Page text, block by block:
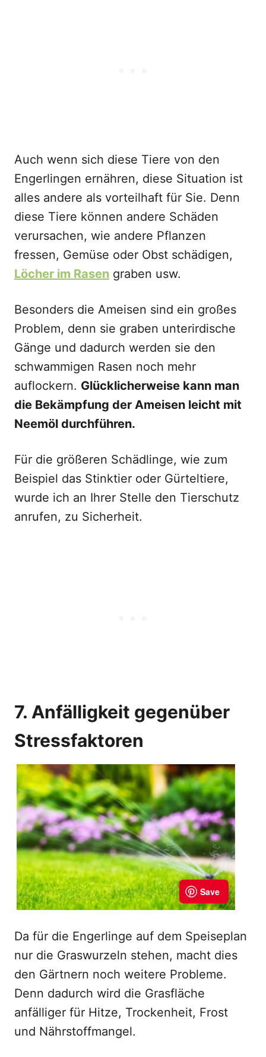
Auch wenn sich diese Tiere von den
Engerlingen ernähren, diese Situation ist
alles andere als vorteilhaft für Sie. Denn
diese Tiere können andere Schäden
verursachen, wie andere Pflanzen
fressen, Gemüse oder Obst schädigen,
Löcher im Rasen graben usw.
Besonders die Ameisen sind ein großes
Problem, denn sie graben unterirdische
Gänge und dadurch werden sie den
schwammigen Rasen noch mehr
auflockern. Glücklicherweise kann man
die Bekämpfung der Ameisen leicht mit
Neemöl durchführen.
Für die größeren Schädlinge, wie zum
Beispiel das Stinktier oder Gürteltiere,
wurde ich an Ihrer Stelle den Tierschutz
anrufen, zu Sicherheit.
7. Anfälligkeit gegenüber
Stressfaktoren
Da für die Engerlinge auf dem Speiseplan
nur die Graswurzeln stehen, macht dies
den Gärtnern noch weitere Probleme.
Denn dadurch wird die Grasfläche
anfälliger für Hitze, Trockenheit, Frost
und Nährstoffmangel.